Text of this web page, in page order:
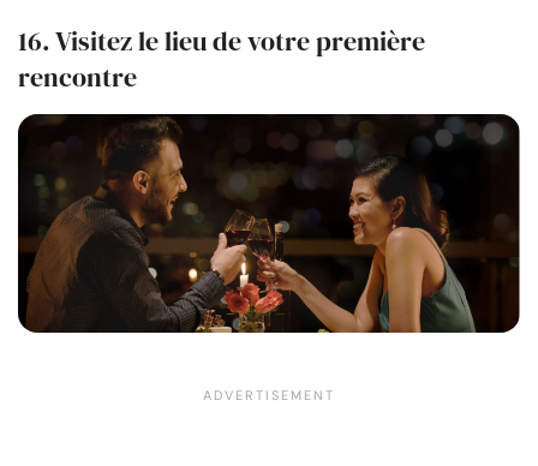
16. Visitez le lieu de votre première
rencontre